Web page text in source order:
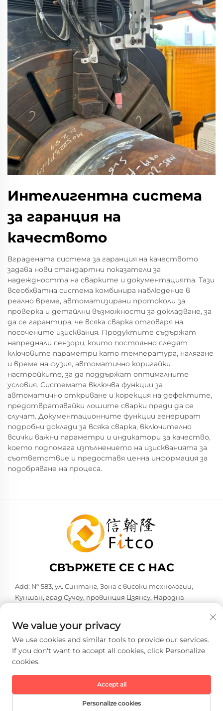
Интелигентна система
за гаранция на
качеството
Вградената система за гаранция на качеството
задава нови стандартни показатели за
надеждността на сварките и документацията. Тази
всеобхватна система комбинира наблюдение в
реално време, автоматизирани протоколи за
проверка и детайлни възможности за докладване, за
да се гарантира, че всяка сварка отговаря на
посочените изисквания. Продуктите съдържат
напреднали сензори, които постоянно следят
ключовите параметри като температура, налягане
и време на фузия, автоматично коригайки
настройките, за да поддържат оптималните
условия. Системата включва функции за
автоматично откриване и корекция на дефектите,
предотвратявайки лошите сварки преди да се
случат. Документационните функции генерират
подробни доклади за всяка сварка, включително
всички важни параметри и индикатори за качество,
което подпомага изпълнението на изискванията за
съответствие и предоставя ценна информация за
подобряване на процеса.
СВЪРЖЕТЕ СЕ С НАС
Add: № 583, ул. Синтанг, Зона с високи технологии,
Куншан, град Сучоу, провинция Цзянсу, Народна
Тел.: +86-137 6186 0079
Е-поща:[email protected]
Всички права запазени. -Политика за поверителност
We value your privacy
We use cookies and similar tools to provide our services.
If you don't want to accept all cookies, click Personalize
cookies.
Personalize cookies
Accept all